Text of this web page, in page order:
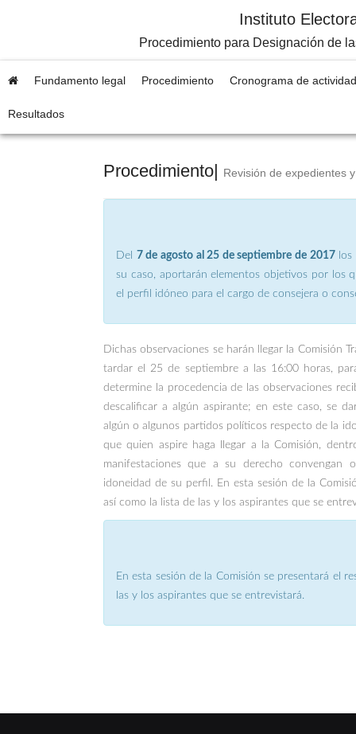
Instituto
Procedimiento para Designación de
Fundamento legal Procedimiento Cronograma de
Resultados
Procedimiento| Revisión de expedientes
Del 7 de agosto al 25 de septiembre de 2017
su caso, aportarán elementos objetivos por los
el perfil idóneo para el cargo de consejera o
Dichas observaciones se harán llegar la Comisión
tardar el 25 de septiembre a las 16:00 horas,
determine la procedencia de las observaciones
descalificar a algún aspirante; en este caso, se
algún o algunos partidos políticos respecto de la
que quien aspire haga llegar a la Comisión,
manifestaciones que a su derecho convengan
idoneidad de su perfil. En esta sesión de la
así como la lista de las y los aspirantes que se
En esta sesión de la Comisión se presentará el
las y los aspirantes que se entrevistará.